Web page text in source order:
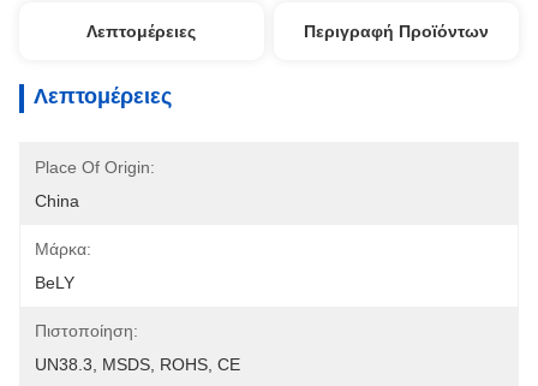
Λεπτομέρειες Περιγραφή Προϊόντων
Λεπτομέρειες
Place Of Origin:
China
Μάρκα:
BeLY
Πιστοποίηση:
UN38.3, MSDS, ROHS, CE